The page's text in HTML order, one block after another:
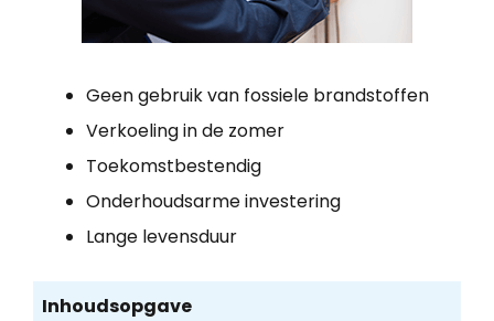
Geen gebruik van fossiele brandstoffen
Verkoeling in de zomer
Toekomstbestendig
Onderhoudsarme investering
Lange levensduur
Inhoudsopgave